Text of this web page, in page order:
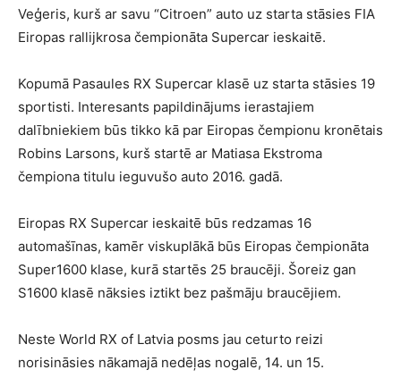
Veģeris, kurš ar savu “Citroen” auto uz starta stāsies FIA
Eiropas rallijkrosa čempionāta Supercar ieskaitē.
Kopumā Pasaules RX Supercar klasē uz starta stāsies 19
sportisti. Interesants papildinājums ierastajiem
dalībniekiem būs tikko kā par Eiropas čempionu kronētais
Robins Larsons, kurš startē ar Matiasa Ekstroma
čempiona titulu ieguvušo auto 2016. gadā.
Eiropas RX Supercar ieskaitē būs redzamas 16
automašīnas, kamēr viskuplākā būs Eiropas čempionāta
Super1600 klase, kurā startēs 25 braucēji. Šoreiz gan
S1600 klasē nāksies iztikt bez pašmāju braucējiem.
Neste World RX of Latvia posms jau ceturto reizi
norisināsies nākamajā nedēļas nogalē, 14. un 15.